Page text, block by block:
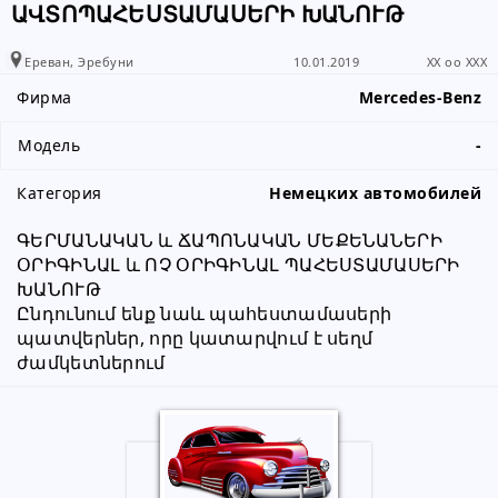
ԱՎՏՈՊԱՀԵՍՏԱՄԱՍԵՐԻ ԽԱՆՈՒԹ
Ереван, Эребуни 10.01.2019 XX oo XXX
Фирма Mercedes-Benz
Модель -
Категория Немецких автомобилей
ԳԵՐՄԱՆԱԿԱՆ և ՃԱՊՈՆԱԿԱՆ ՄԵՔԵՆԱՆԵՐԻ
ՕՐԻԳԻՆԱԼ և ՈՉ ՕՐԻԳԻՆԱԼ ՊԱՀԵՍՏԱՄԱՍԵՐԻ
ԽԱՆՈՒԹ
Ընդունում ենք նաև պահեստամասերի
պատվերներ, որը կատարվում է սեղմ
ժամկետներում
Пожалуйста, сообщите абоненту,
что вы получили информацию от